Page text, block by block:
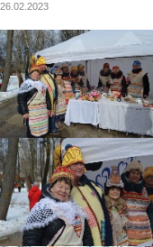
26.02.2023